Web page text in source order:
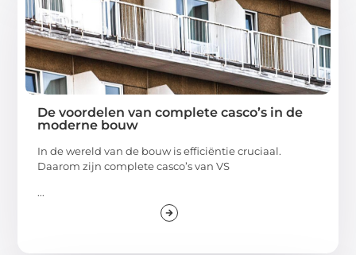
De voordelen van complete casco’s in de
moderne bouw
In de wereld van de bouw is efficiëntie cruciaal.
Daarom zijn complete casco’s van VS
...